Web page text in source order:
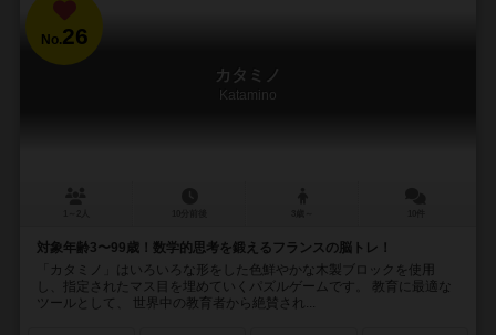
No.26
カタミノ
Katamino
対象年齢3〜99歳！数学的思考を鍛えるフランスの脳トレ！
「カタミノ」はいろいろな形をした色鮮やかな木製ブロックを使用
し、指定されたマス目を埋めていくパズルゲームです。 教育に最適な
ツールとして、 世界中の教育者から絶賛され...